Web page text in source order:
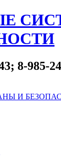
8-985-
И